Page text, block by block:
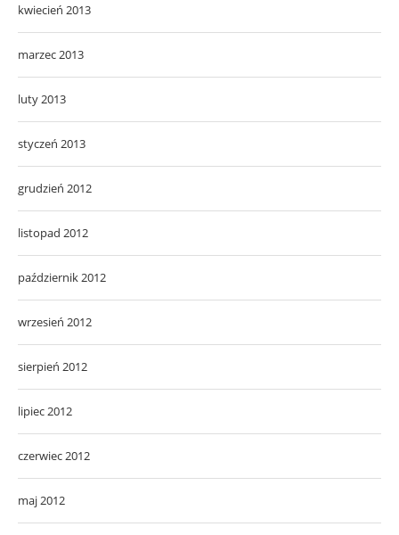
kwiecień 2013
marzec 2013
luty 2013
styczeń 2013
grudzień 2012
listopad 2012
październik 2012
wrzesień 2012
sierpień 2012
lipiec 2012
czerwiec 2012
maj 2012